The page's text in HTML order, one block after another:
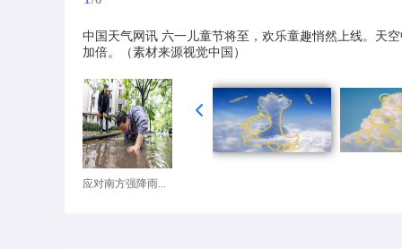
中国天气网讯 六一儿童节将至，欢乐童趣悄然上线。天
加倍。（素材来源视觉中国）
应对南方强降雨...